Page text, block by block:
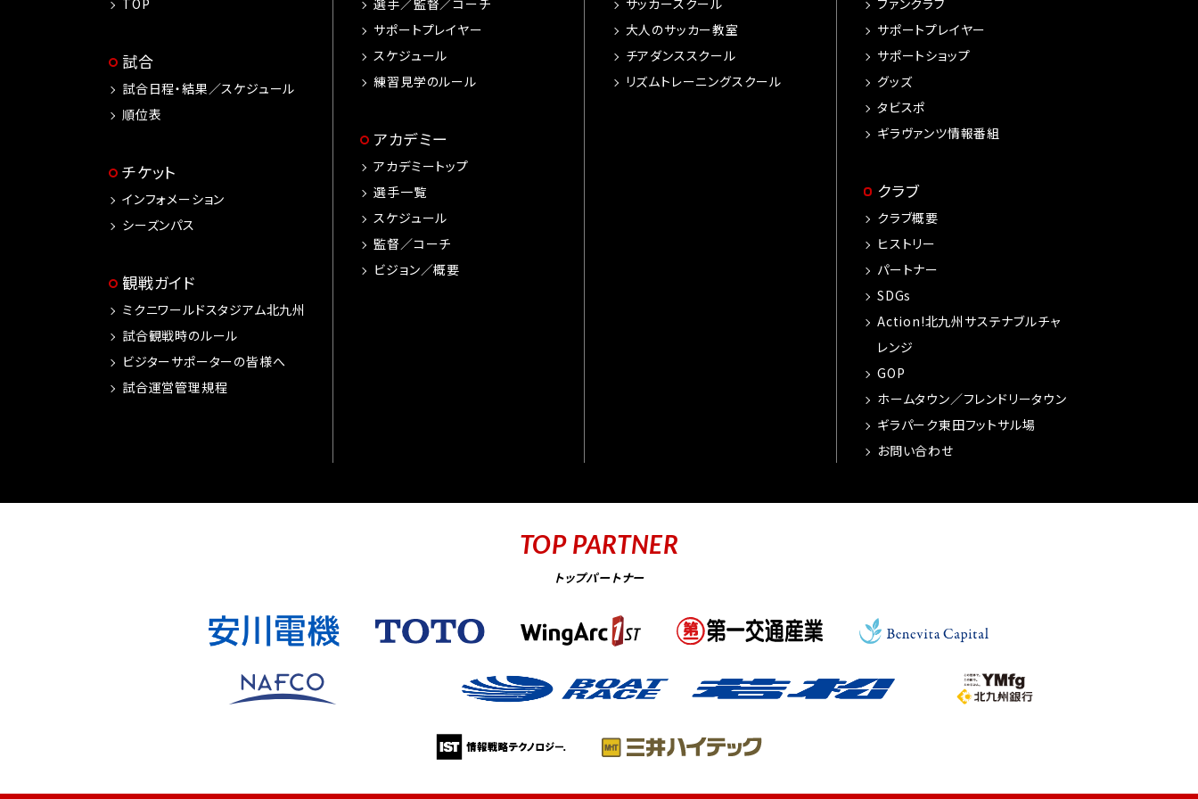
TOP
試合
試合日程・結果／スケジュール
順位表
チケット
インフォメーション
シーズンパス
観戦ガイド
ミクニワールドスタジアム北九州
試合観戦時のルール
ビジターサポーターの皆様へ
試合運営管理規程
選手／監督／コーチ
サポートプレイヤー
スケジュール
練習見学のルール
アカデミー
アカデミートップ
選手一覧
スケジュール
監督／コーチ
ビジョン／概要
サッカースクール
大人のサッカー教室
チアダンススクール
リズムトレーニングスクール
ファンクラブ
サポートプレイヤー
サポートショップ
グッズ
タビスポ
ギラヴァンツ情報番組
クラブ
クラブ概要
ヒストリー
パートナー
SDGs
Action!北九州サステナブルチャ
レンジ
GOP
ホームタウン／フレンドリータウン
ギラパーク東田フットサル場
お問い合わせ
TOP PARTNER
トップパートナー